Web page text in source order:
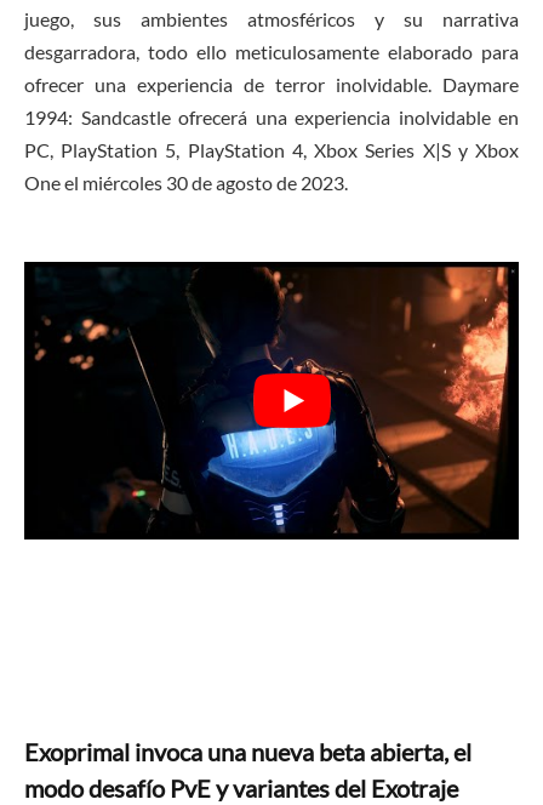
juego, sus ambientes atmosféricos y su narrativa
desgarradora, todo ello meticulosamente elaborado para
ofrecer una experiencia de terror inolvidable. Daymare
1994: Sandcastle ofrecerá una experiencia inolvidable en
PC, PlayStation 5, PlayStation 4, Xbox Series X|S y Xbox
One el miércoles 30 de agosto de 2023.
Exoprimal invoca una nueva beta abierta, el
modo desafío PvE y variantes del Exotraje